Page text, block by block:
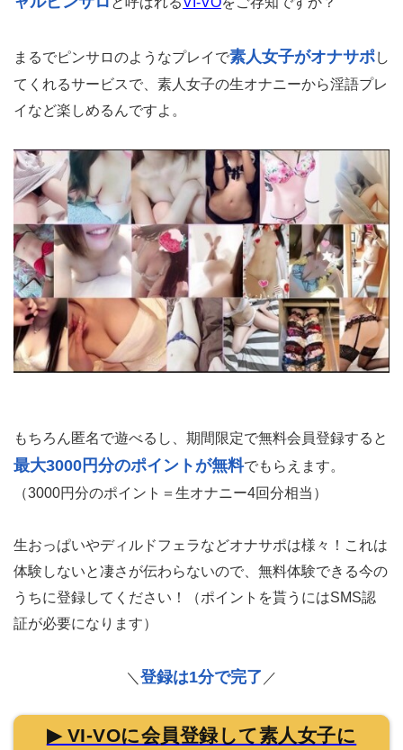
まるでピンサロのようなプレイで素人女子がオナサポし
てくれるサービスで、素人女子の生オナニーから淫語プレ
イなど楽しめるんですよ。
もちろん匿名で遊べるし、期間限定で無料会員登録すると
最大3000円分のポイントが無料でもらえます。
（3000円分のポイント＝生オナニー4回分相当）
生おっぱいやディルドフェラなどオナサポは様々！これは
体験しないと凄さが伝わらないので、無料体験できる今の
うちに登録してください！（ポイントを貰うにはSMS認
証が必要になります）
＼ 登録は1分で完了 ／
▶ VI-VOに会員登録して素人女子に